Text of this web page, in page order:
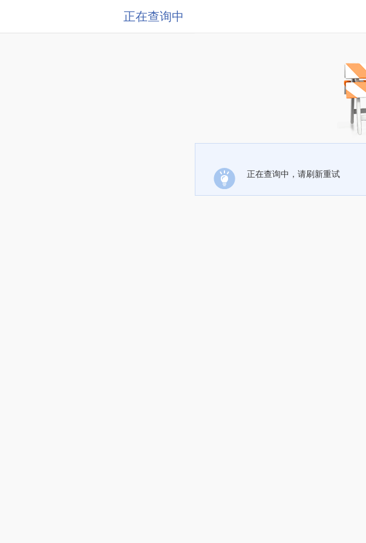
正在查询中
正在查询中，请刷新重试